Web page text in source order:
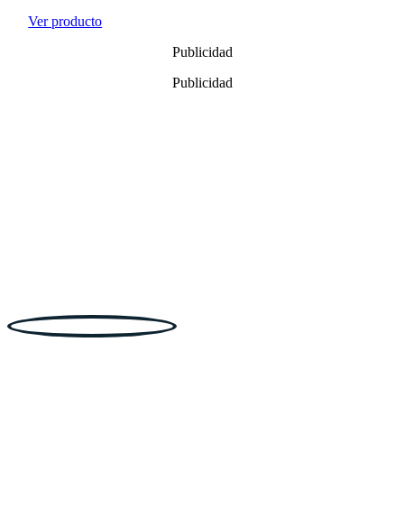
Ver producto
Publicidad
Publicidad